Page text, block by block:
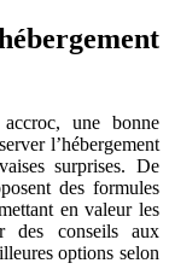
une bonne
l’hébergement
surprises. De
des formules
en valeur les
des conseils aux
options selon